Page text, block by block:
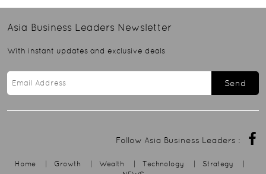
Asia Business Leaders Newsletter
With instant updates and exclusive deals
Send
Follow Asia Business Leaders :
Home | Growth | Wealth | Technology | Strategy
|